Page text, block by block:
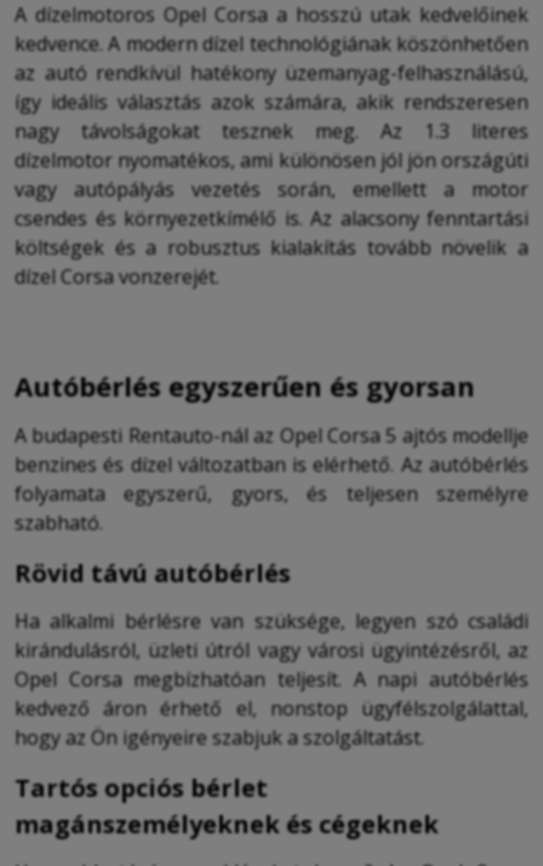
A dízelmotoros Opel Corsa a hosszú utak kedvelőinek
kedvence. A modern dízel technológiának köszönhetően
az autó rendkívül hatékony üzemanyag-felhasználású,
így ideális választás azok számára, akik rendszeresen
nagy távolságokat tesznek meg. Az 1.3 literes
dízelmotor nyomatékos, ami különösen jól jön országúti
vagy autópályás vezetés során, emellett a motor
csendes és környezetkímélő is. Az alacsony fenntartási
költségek és a robusztus kialakítás tovább növelik a
dízel Corsa vonzerejét.
Autóbérlés egyszerűen és gyorsan
A budapesti Rentauto-nál az Opel Corsa 5 ajtós modellje
benzines és dízel változatban is elérhető. Az autóbérlés
folyamata egyszerű, gyors, és teljesen személyre
szabható.
Rövid távú autóbérlés
Ha alkalmi bérlésre van szüksége, legyen szó családi
kirándulásról, üzleti útról vagy városi ügyintézésről, az
Opel Corsa megbízhatóan teljesít. A napi autóbérlés
kedvező áron érhető el, nonstop ügyfélszolgálattal,
hogy az Ön igényeire szabjuk a szolgáltatást.
Tartós opciós bérlet
magánszemélyeknek és cégeknek